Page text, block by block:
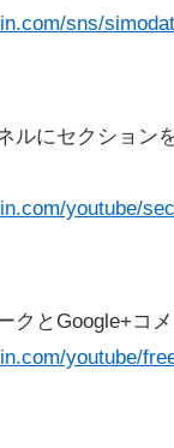
sns/
ルにセクション
youtube/
クとGoogle+コ
youtube/